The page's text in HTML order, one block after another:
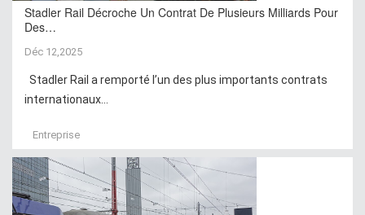
Stadler Rail Décroche Un Contrat De Plusieurs Milliards Pour
Des…
Déc 12,2025
Stadler Rail a remporté l’un des plus importants contrats
internationaux...
Entreprise